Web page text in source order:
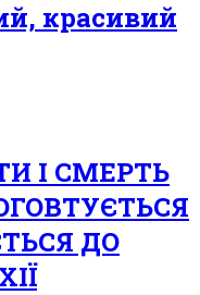
красивий
І СМЕРТЬ
ДО